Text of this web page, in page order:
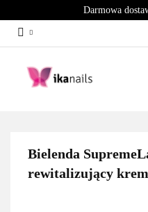
Darmowa
Bielenda
rewitalizujący